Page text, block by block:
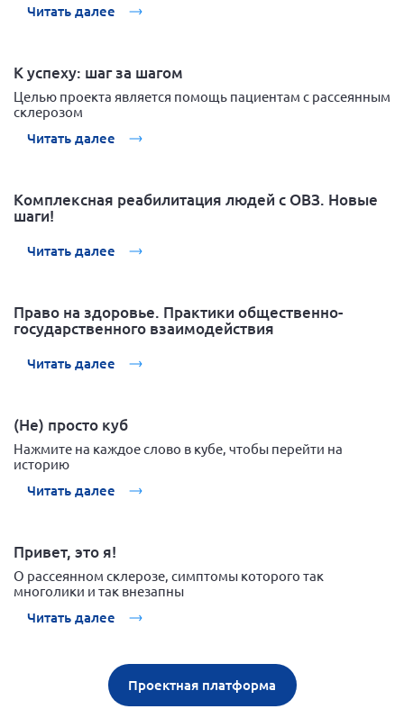
Читать далее
К успеху: шаг за шагом
Целью проекта является помощь пациентам с рассеянным
склерозом
Читать далее
Комплексная реабилитация людей с ОВЗ. Новые
шаги!
Читать далее
Право на здоровье. Практики общественно-
государственного взаимодействия
Читать далее
(Не) просто куб
Нажмите на каждое слово в кубе, чтобы перейти на
историю
Читать далее
Привет, это я!
О рассеянном склерозе, симптомы которого так
многолики и так внезапны
Читать далее
Проектная платформа